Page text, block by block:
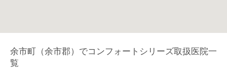
余市町（余市郡）でコンフォートシリーズ取扱医院一
覧